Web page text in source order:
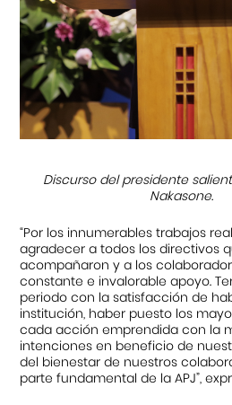
Discurso del presidente
Nakasone.
“Por los innumerables trabajos
agradecer a todos los directivos
acompañaron y a los
constante e invalorable apoyo.
periodo con la satisfacción de
institución, haber puesto los
cada acción emprendida con la
intenciones en beneficio de
del bienestar de nuestros
parte fundamental de la APJ”,